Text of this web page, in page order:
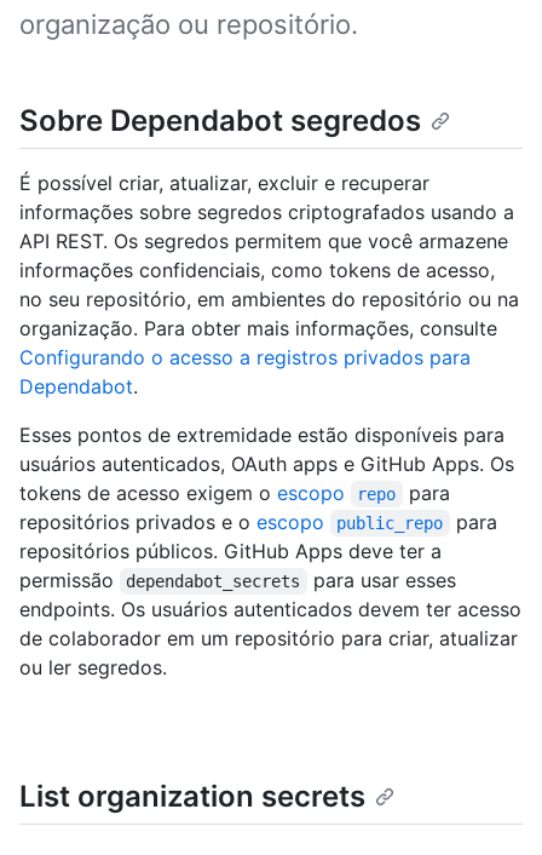
organização ou repositório.
Sobre Dependabot segredos
É possível criar, atualizar, excluir e recuperar
informações sobre segredos criptografados usando a
API REST. Os segredos permitem que você armazene
informações confidenciais, como tokens de acesso,
no seu repositório, em ambientes do repositório ou na
organização. Para obter mais informações, consulte
Configurando o acesso a registros privados para
Dependabot.
Esses pontos de extremidade estão disponíveis para
usuários autenticados, OAuth apps e GitHub Apps. Os
tokens de acesso exigem o escopo repo
para
repositórios privados e o escopo public_repo
para
repositórios públicos. GitHub Apps deve ter a
permissão
dependabot_secrets
para usar esses
endpoints. Os usuários autenticados devem ter acesso
de colaborador em um repositório para criar, atualizar
ou ler segredos.
List organization secrets